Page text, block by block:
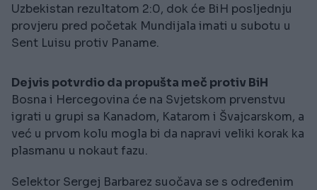
Uzbekistan rezultatom 2:0, dok će BiH posljednju
provjeru pred početak Mundijala imati u subotu u
Sent Luisu protiv Paname.
Dejvis potvrdio da propušta meč protiv BiH
Bosna i Hercegovina će na Svjetskom prvenstvu
igrati u grupi sa Kanadom, Katarom i Švajcarskom, a
već u prvom kolu mogla bi da napravi veliki korak ka
plasmanu u nokaut fazu.
Selektor Sergej Barbarez suočava se s određenim